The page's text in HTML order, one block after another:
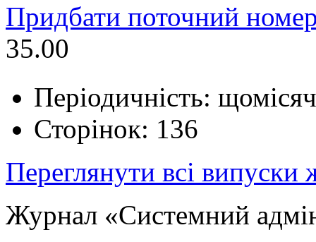
Придбати поточний
35.00
Періодичність:
Сторінок: 136
Переглянути всі випуски
Журнал «Системний